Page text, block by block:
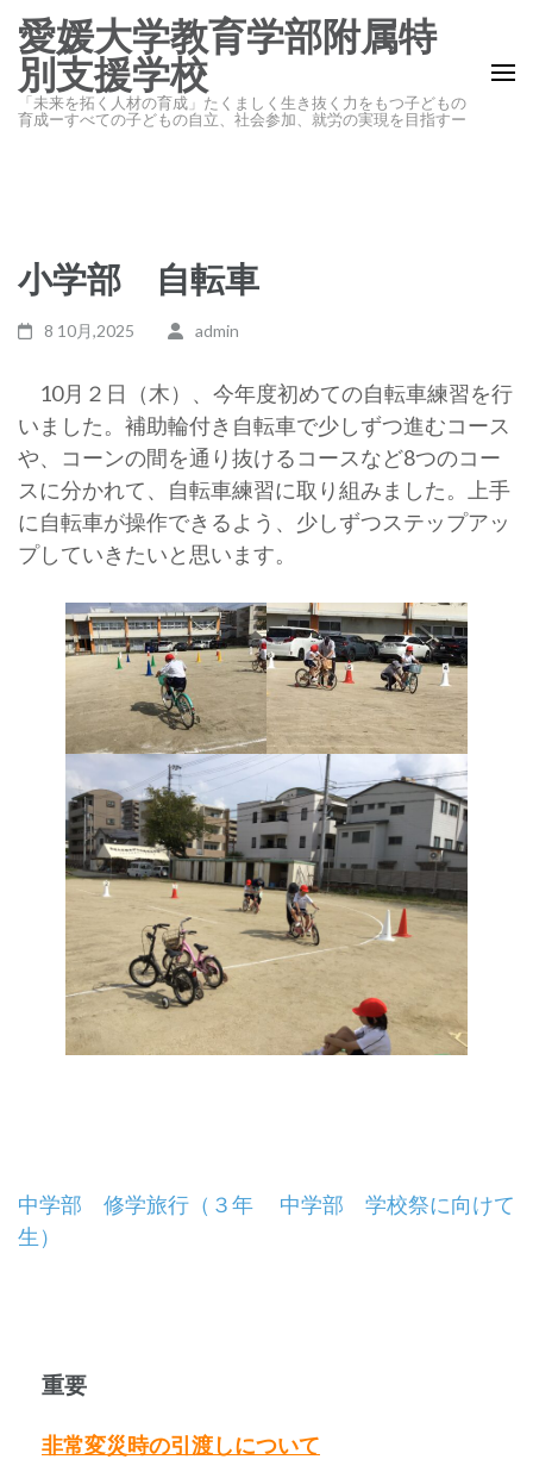
ン
ン
(Enter
す)
愛媛大学教育学部附属特
別支援学校
「未来を拓く人材の育成」たくましく生き抜く力をもつ子どもの
育成ーすべての子どもの自立、社会参加、就労の実現を目指すー
小学部 自転車
8 10月,2025 admin
10月２日（木）、今年度初めての自転車練習を行
いました。補助輪付き自転車で少しずつ進むコース
や、コーンの間を通り抜けるコースなど8つのコー
スに分かれて、自転車練習に取り組みました。上手
に自転車が操作できるよう、少しずつステップアッ
プしていきたいと思います。
投
稿
ゲ
ー
中学部 修学旅行（３年
生）
中学部 学校祭に向けて
重要
非常変災時の引渡しについて